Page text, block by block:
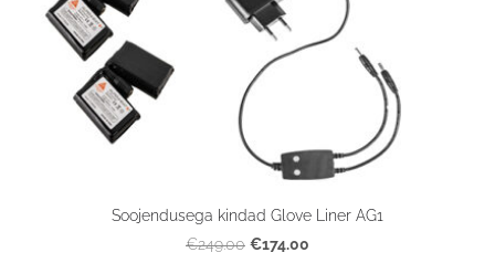
Soojendusega kindad Glove Liner AG1
€249.00 €174.00